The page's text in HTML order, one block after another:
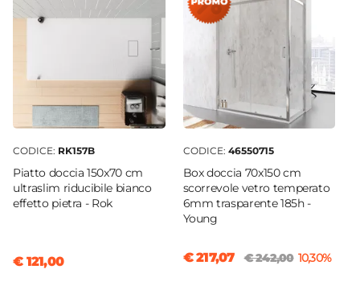
Finitura
Materiale
Acciaio INOX|Ottone
Caratteristiche Miscelatore Doccia
Grigio|Champagne
Deviatore
2 Vie
Attacchi
CODICE: RK157B
Piatto doccia 150x70 cm
ultraslim riducibile bianco
effetto pietra - Rok
€ 121,00
CODICE: 46550715
Box doccia 70x150 cm
scorrevole vetro temperato
6mm trasparente 185h -
Young
€ 217,07 € 242,00 10,30%